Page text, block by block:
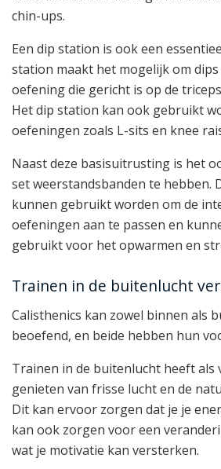
chin-ups.
Een dip station is ook een
station maakt het mogelijk om
oefening die gericht is op de
Het dip station kan ook gebruikt
oefeningen zoals L-sits en knee
Naast deze basisuitrusting is het
set weerstandsbanden te hebben.
kunnen gebruikt worden om de
oefeningen aan te passen en
gebruikt voor het opwarmen en
Trainen in de buitenlucht
Calisthenics kan zowel binnen als
beoefend, en beide hebben hun
Trainen in de buitenlucht heeft als
genieten van frisse lucht en de
Dit kan ervoor zorgen dat je je
kan ook zorgen voor een
wat je motivatie kan versterken.